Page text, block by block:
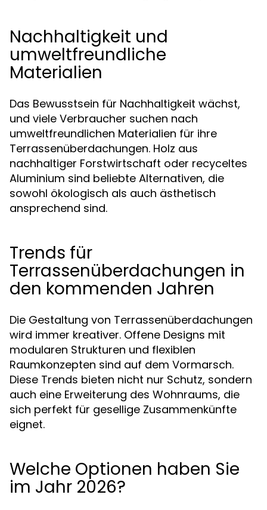
Nachhaltigkeit und
umweltfreundliche
Materialien
Das Bewusstsein für Nachhaltigkeit wächst,
und viele Verbraucher suchen nach
umweltfreundlichen Materialien für ihre
Terrassenüberdachungen. Holz aus
nachhaltiger Forstwirtschaft oder recyceltes
Aluminium sind beliebte Alternativen, die
sowohl ökologisch als auch ästhetisch
ansprechend sind.
Trends für
Terrassenüberdachungen in
den kommenden Jahren
Die Gestaltung von Terrassenüberdachungen
wird immer kreativer. Offene Designs mit
modularen Strukturen und flexiblen
Raumkonzepten sind auf dem Vormarsch.
Diese Trends bieten nicht nur Schutz, sondern
auch eine Erweiterung des Wohnraums, die
sich perfekt für gesellige Zusammenkünfte
eignet.
Welche Optionen haben Sie
im Jahr 2026?